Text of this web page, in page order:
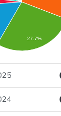
27.7%